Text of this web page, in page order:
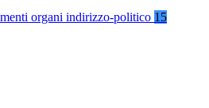
organi indirizzo-politico 15